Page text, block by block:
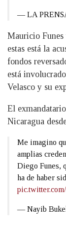
— LA
Mauricio Funes
estas está la
fondos
está
Velasco y su
El
Nicaragua
Me imagino
amplias
Diego Funes,
ha de haber
— Nayib